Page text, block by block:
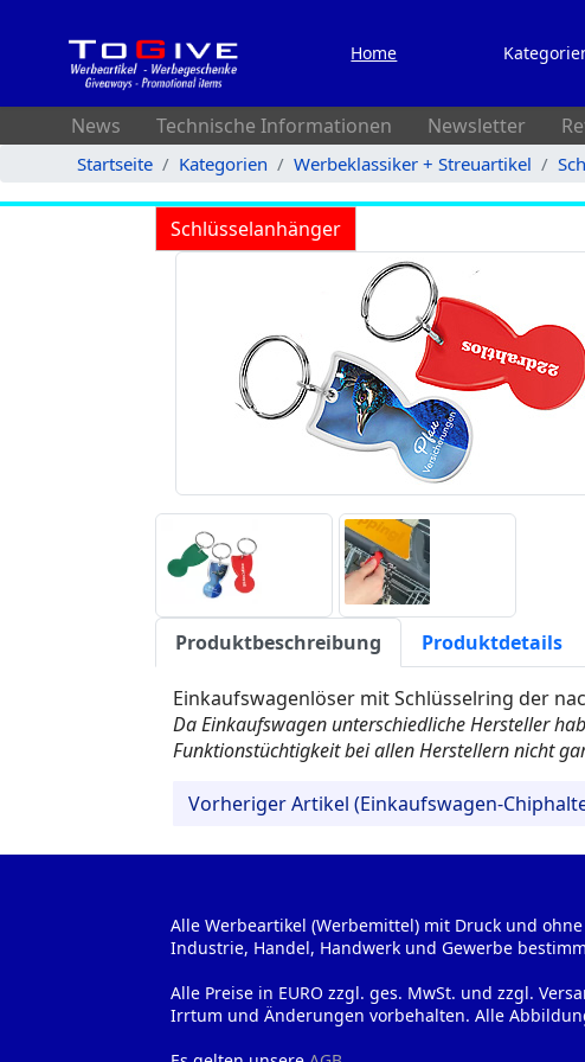
Home
News Technische Informationen Newsletter
Startseite Kategorien Werbeklassiker + Streuartikel
Schlüsselanhänger
Produktbeschreibung Produktdetails
Einkaufswagenlöser mit Schlüsselring der
Da Einkaufswagen unterschiedliche Hersteller
Funktionstüchtigkeit bei allen Herstellern nicht
Vorheriger Artikel (Einkaufswagen-
Alle Werbeartikel (Werbemittel) mit Druck und
Industrie, Handel, Handwerk und Gewerbe
Alle Preise in EURO zzgl. ges. MwSt. und zzgl.
Irrtum und Änderungen vorbehalten. Alle